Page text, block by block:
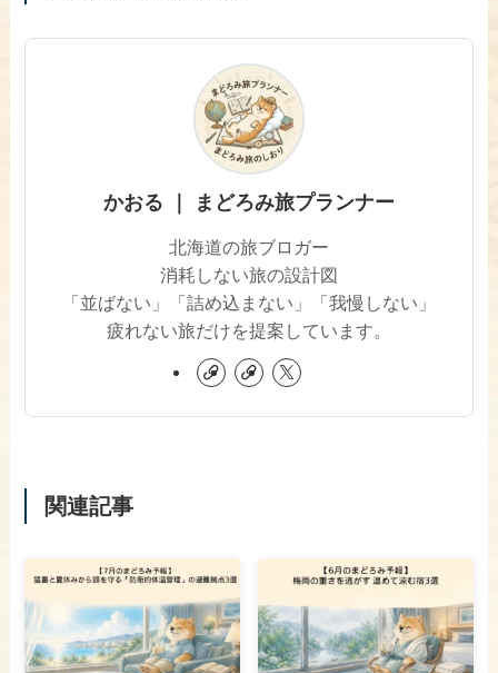
かおる ｜ まどろみ旅プランナー
北海道の旅ブロガー
消耗しない旅の設計図
「並ばない」「詰め込まない」「我慢しない」
疲れない旅だけを提案しています。
関連記事